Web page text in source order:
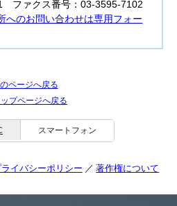
ファクス番号：03-3595-7102
のお問い合わせは専用フォー
ページへ戻る
ップページへ戻る
スマートフォン
ライバシーポリシー 著作権について